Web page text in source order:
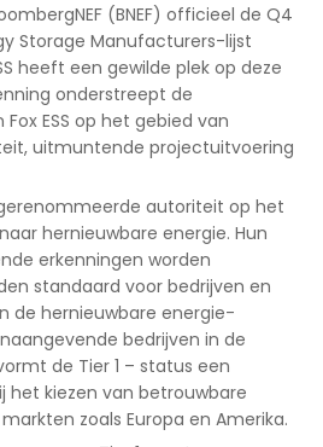
(BNEF) officieel de Q4
Storage Manufacturers-lijst
heeft een gewilde plek op deze
onderstreept de
ESS op het gebied van
uitmuntende projectuitvoering
gerenommeerde autoriteit op het
hernieuwbare energie. Hun
erkenningen worden
standaard voor bedrijven en
de hernieuwbare energie-
bedrijven in de
de Tier 1 – status een
het kiezen van betrouwbare
zoals Europa en Amerika.